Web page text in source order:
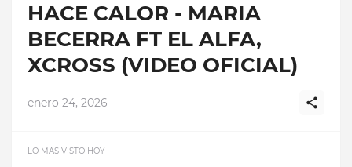
HACE CALOR - MARIA
BECERRA FT EL ALFA,
XCROSS (VIDEO OFICIAL)
enero 24, 2026
LO MAS VISTO HOY